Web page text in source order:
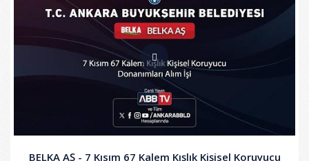
BELKA AŞ - 7 Kısım 67 Kalem Kışlık Kişisel Koruyucu